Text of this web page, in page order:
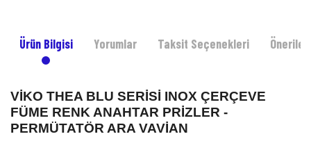
Ürün Bilgisi Yorumlar Taksit Seçenekleri
VİKO THEA BLU SERİSİ INOX ÇERÇEVE
FÜME RENK ANAHTAR PRİZLER -
PERMÜTATÖR ARA VAVİAN